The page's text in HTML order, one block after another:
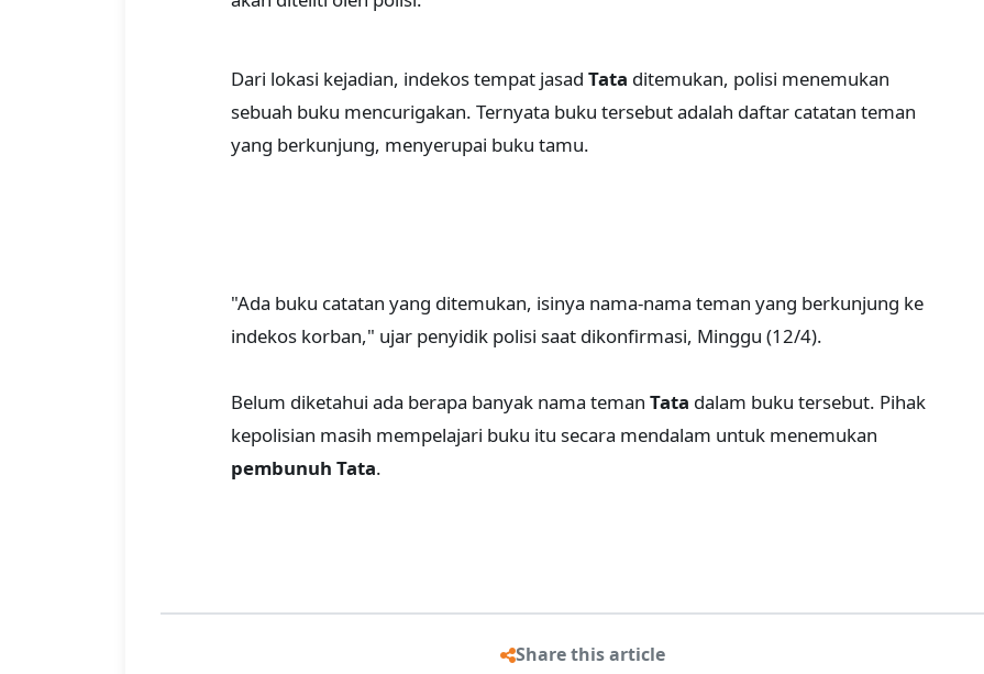
Dari lokasi kejadian, indekos tempat jasad Tata ditemukan, polisi menemukan
sebuah buku mencurigakan. Ternyata buku tersebut adalah daftar catatan teman
yang berkunjung, menyerupai buku tamu.
"Ada buku catatan yang ditemukan, isinya nama-nama teman yang berkunjung ke
indekos korban," ujar penyidik polisi saat dikonfirmasi, Minggu (12/4).
Belum diketahui ada berapa banyak nama teman Tata dalam buku tersebut. Pihak
kepolisian masih mempelajari buku itu secara mendalam untuk menemukan
pembunuh Tata.
Share this article